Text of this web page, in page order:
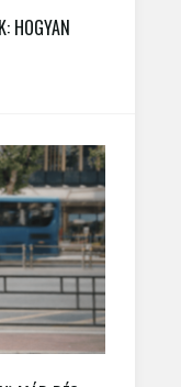
HOGYAN